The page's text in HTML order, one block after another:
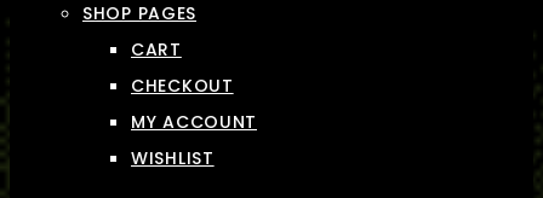
SHOP PAGES
CART
CHECKOUT
MY ACCOUNT
WISHLIST